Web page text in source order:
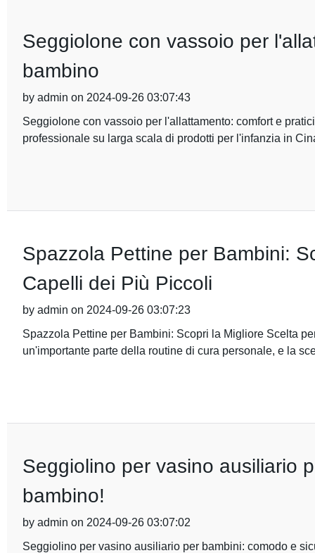
Seggiolone con vassoio per
bambino
by admin on 2024-09-26 03:07:43
Seggiolone con vassoio per l'allattamento: comfort e
professionale su larga scala di prodotti per l'infanzia in
Spazzola Pettine per Bambini:
Capelli dei Più Piccoli
by admin on 2024-09-26 03:07:23
Spazzola Pettine per Bambini: Scopri la Migliore Scelta
un'importante parte della routine di cura personale, e la
Seggiolino per vasino ausiliario
bambino!
by admin on 2024-09-26 03:07:02
Seggiolino per vasino ausiliario per bambini: comodo e